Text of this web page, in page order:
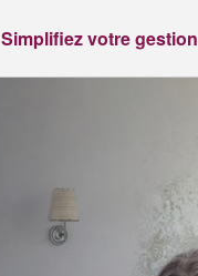
Simplifiez votre gestion